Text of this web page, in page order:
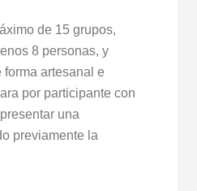
de 15 grupos,
8 personas, y
artesanal e
por participante con
una
previamente la